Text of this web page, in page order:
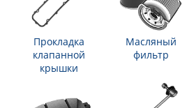
Прокладка
клапанной
крышки
Масляный
фильтр